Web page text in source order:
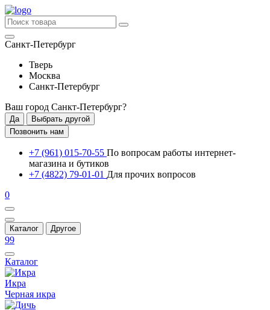
Санкт-Петербург
Тверь
Москва
Санкт-Петербург
Ваш город Санкт-Петербург?
Да
Выбрать другой
Позвонить нам
+7 (961) 015-70-55 По вопросам работы интернет-
магазина и бутиков
+7 (4822) 79-01-01 Для прочих вопросов
0
Каталог Другое
99
Каталог
Икра
Черная икра